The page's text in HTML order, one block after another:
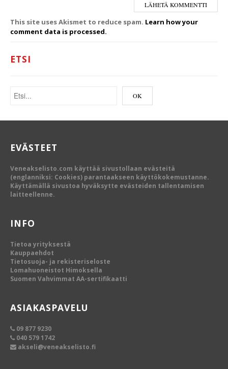
This site uses Akismet to reduce spam. Learn how your
comment data is processed.
ETSI
EVÄSTEET
Veneakselisto.com käyttää sivustollaan evästeitä
(englanniksi: Cookies) parantaakseen käyttökokemustanne.
Käyttämällä sivustoa hyväksytte evästeiden tallentamisen
laitteellenne.
INFO
Tietoa yrityksestä
Kauppaehdot
Tietosuoja- ja rekisteriseloste
Lomahuoneistot Himoksella
Suomen Vahvimmat AA-sertifikaatti
ASIAKASPAVELU
09 877 9230
040 579 1742
akseli@veneakselisto.fi